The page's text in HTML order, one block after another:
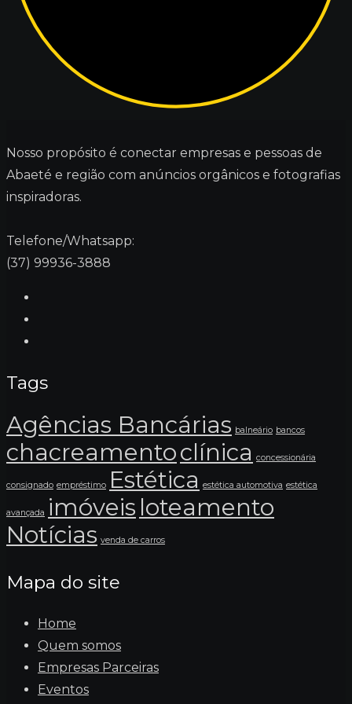
Nosso propósito é conectar empresas e pessoas de
Abaeté e região com anúncios orgânicos e fotografias
inspiradoras.
Telefone/Whatsapp:
(37) 99936-3888
Tags
Agências Bancárias balneário bancos
chacreamentoclínica concessionária
consignado empréstimo Estética estética automotiva estética
avançada imóveis loteamento
Notícias venda de carros
Mapa do site
Home
Quem somos
Empresas Parceiras
Eventos